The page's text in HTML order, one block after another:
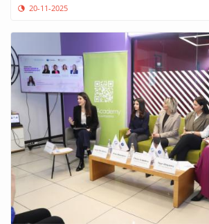
20-11-2025